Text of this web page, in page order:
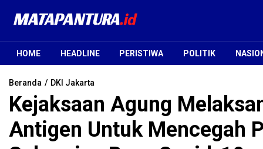
Mata Pantura
Jendela Informasi Terpercaya
HOME HEADLINE PERISTIWA POLITIK
Beranda DKI Jakarta
Kejaksaan Agung
Antigen Untuk Mencegah